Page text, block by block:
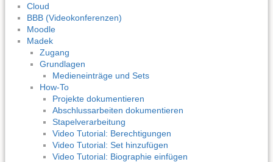
Cloud
BBB (Videokonferenzen)
Moodle
Madek
Zugang
Grundlagen
Medieneinträge und Sets
How-To
Projekte dokumentieren
Abschlussarbeiten dokumentieren
Stapelverarbeitung
Video Tutorial: Berechtigungen
Video Tutorial: Set hinzufügen
Video Tutorial: Biographie einfügen